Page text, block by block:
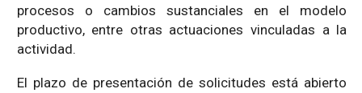
procesos o cambios sustanciales en el modelo
productivo, entre otras actuaciones vinculadas a la
actividad.
El plazo de presentación de solicitudes está abierto